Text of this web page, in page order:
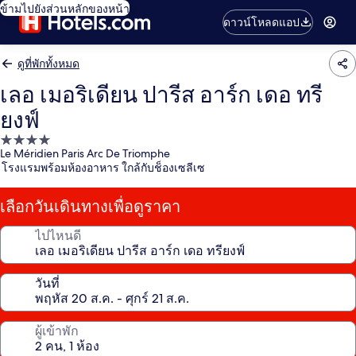
ข้ามไปยังส่วนหลักของหน้า
ดาวน์โหลดแอป
ดูที่พักทั้งหมด
เลอ เมอริเดียน ปารีส อาร์ก เดอ ทรี
ยงฟ์
ที่พัก
4.0
Le Méridien Paris Arc De Triomphe
โรงแรมพร้อมห้องอาหาร ใกล้กับช็องเซลีเซ
เลือกวันเดินทางเพื่อดูราคา
ไปไหนดี
วันที่
ผู้เข้าพัก